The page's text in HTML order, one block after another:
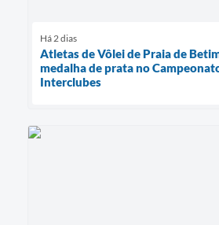
Há 2 dias
Atletas de Vôlei de Praia de
medalha de prata no
Interclubes